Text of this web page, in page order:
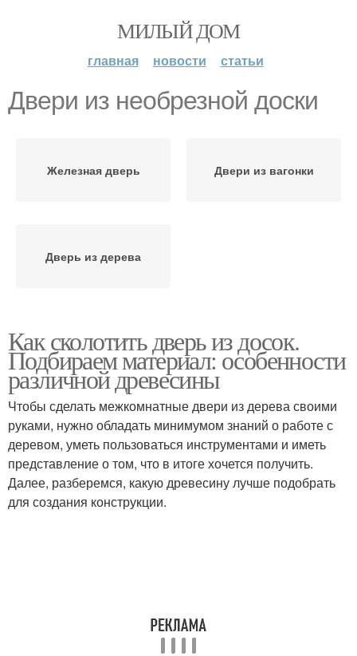
МИЛЫЙ ДОМ
главная новости статьи
Двери из необрезной доски
Железная дверь Двери из вагонки
Дверь из дерева
Как сколотить дверь из досок.
Подбираем материал: особенности
различной древесины
Чтобы сделать межкомнатные двери из дерева своими
руками, нужно обладать минимумом знаний о работе с
деревом, уметь пользоваться инструментами и иметь
представление о том, что в итоге хочется получить.
Далее, разберемся, какую древесину лучше подобрать
для создания конструкции.